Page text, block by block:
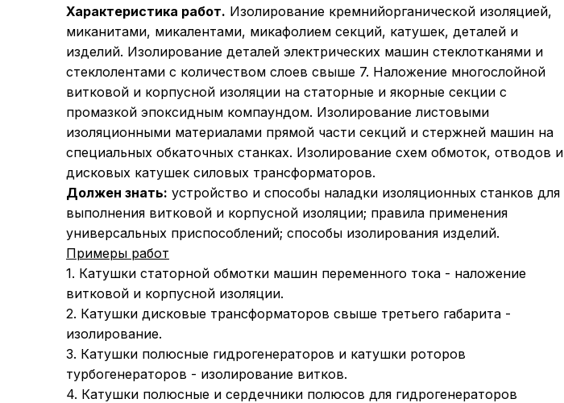
Характеристика работ. Изолирование кремнийорганической изоляцией,
миканитами, микалентами, микафолием секций, катушек, деталей и
изделий. Изолирование деталей электрических машин стеклотканями и
стеклолентами с количеством слоев свыше 7. Наложение многослойной
витковой и корпусной изоляции на статорные и якорные секции с
промазкой эпоксидным компаундом. Изолирование листовыми
изоляционными материалами прямой части секций и стержней машин на
специальных обкаточных станках. Изолирование схем обмоток, отводов и
дисковых катушек силовых трансформаторов.
Должен знать: устройство и способы наладки изоляционных станков для
выполнения витковой и корпусной изоляции; правила применения
универсальных приспособлений; способы изолирования изделий.
Примеры работ
1. Катушки статорной обмотки машин переменного тока - наложение
витковой и корпусной изоляции.
2. Катушки дисковые трансформаторов свыше третьего габарита -
изолирование.
3. Катушки полюсные гидрогенераторов и катушки роторов
турбогенераторов - изолирование витков.
4. Катушки полюсные и сердечники полюсов для гидрогенераторов